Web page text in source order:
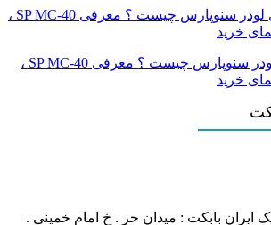
مینی لودر سنوپارس چیست ؟ معرفی SP MC-40 ،
خرید
مینی لودر سنوپارس چیست ؟ معرفی SP MC-40 ،
خرید
ایران بابکت : میدان حر . خ امام خمینی .